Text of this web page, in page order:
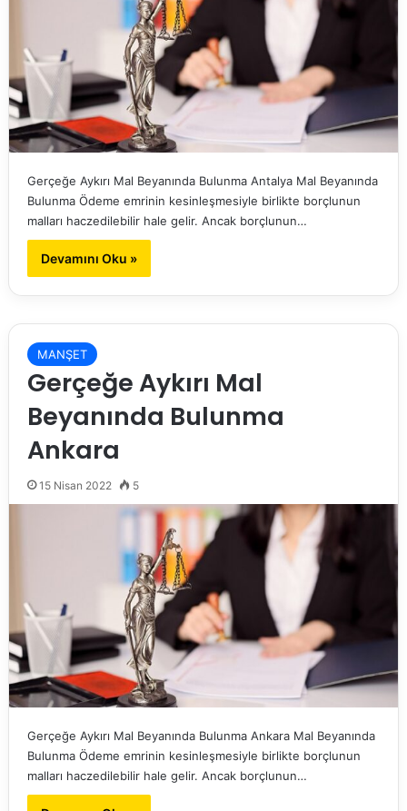
Gerçeğe Aykırı Mal Beyanında Bulunma Antalya Mal Beyanında
Bulunma Ödeme emrinin kesinleşmesiyle birlikte borçlunun
malları haczedilebilir hale gelir. Ancak borçlunun…
Devamını Oku »
MANŞET
Gerçeğe Aykırı Mal
Beyanında Bulunma
Ankara
15 Nisan 2022 5
Gerçeğe Aykırı Mal Beyanında Bulunma Ankara Mal Beyanında
Bulunma Ödeme emrinin kesinleşmesiyle birlikte borçlunun
malları haczedilebilir hale gelir. Ancak borçlunun…